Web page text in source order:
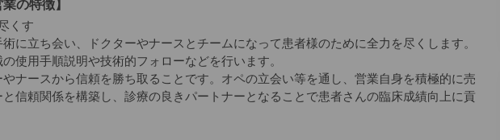
の特徴】
くす
に立ち会い、ドクターやナースとチームになって患者様のために全力を尽くします。
使用手順説明や技術的フォローなどを行います。
ナースから信頼を勝ち取ることです。オペの立会い等を通し、営業自身を積極的に売
信頼関係を構築し、診療の良きパートナーとなることで患者さんの臨床成績向上に貢